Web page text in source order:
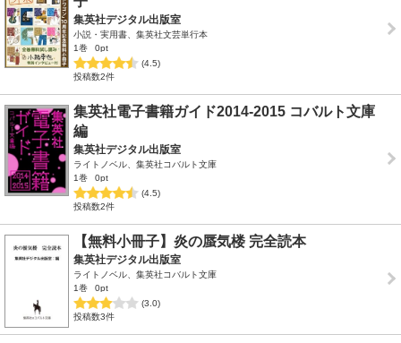
集英社デジタル出版室
小説・実用書、集英社文芸単行本
1巻
0pt
(4.5)
投稿数2件
集英社電子書籍ガイド2014‐2015 コバルト文庫
編
集英社デジタル出版室
ライトノベル、集英社コバルト文庫
1巻
0pt
(4.5)
投稿数2件
【無料小冊子】炎の蜃気楼 完全読本
集英社デジタル出版室
ライトノベル、集英社コバルト文庫
1巻
0pt
(3.0)
投稿数3件